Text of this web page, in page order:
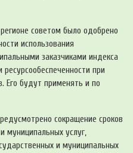
советом было одобрено
использования
заказчиками индекса
при
Его будут применять и по
сокращение сроков
муниципальных услуг,
и муниципальных